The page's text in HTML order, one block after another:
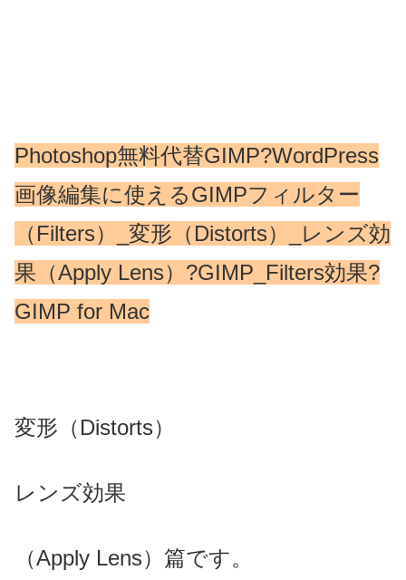
Photoshop無料代替GIMP?WordPress
画像編集に使えるGIMPフィルター
（Filters）_変形（Distorts）_レンズ効
果（Apply Lens）?GIMP_Filters効果?
GIMP for Mac
変形（Distorts）
レンズ効果
（Apply Lens）篇です。